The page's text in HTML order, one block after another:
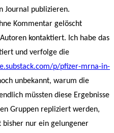
Journal publizieren.
Kommentar gelöscht
kontaktiert. Ich habe das
und verfolge die
p/pfizer-mrna-in-
unbekannt, warum die
müssten diese Ergebnisse
Gruppen repliziert werden,
nur ein gelungener